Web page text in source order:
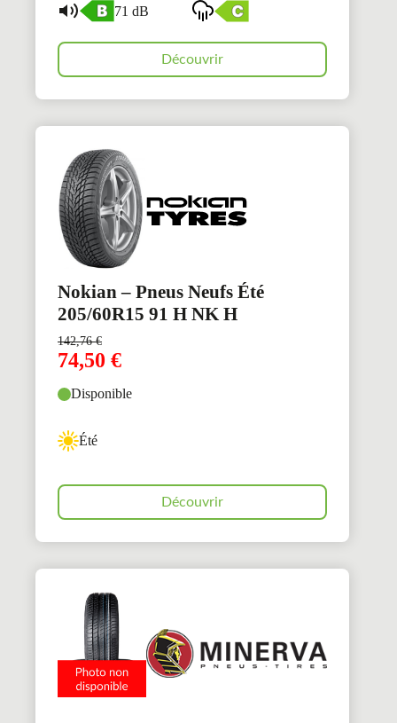
71 dB
Découvrir
Nokian – Pneus Neufs Été
205/60R15 91 H NK H
142,76€
74,50 €
Disponible
Été
Découvrir